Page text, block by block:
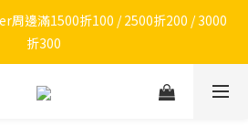
邊滿1500折100 / 2500折200 / 3000折
300
周邊滿1500折100 / 2500折200 / 3000
折300
電競椅會員登錄再現折$300